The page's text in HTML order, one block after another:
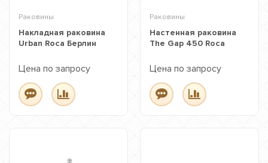
Раковины
Накладная раковина
Urban Roca Берлин
Цена по запросу
Раковины
Настенная раковина
The Gap 450 Roca
Цена по запросу